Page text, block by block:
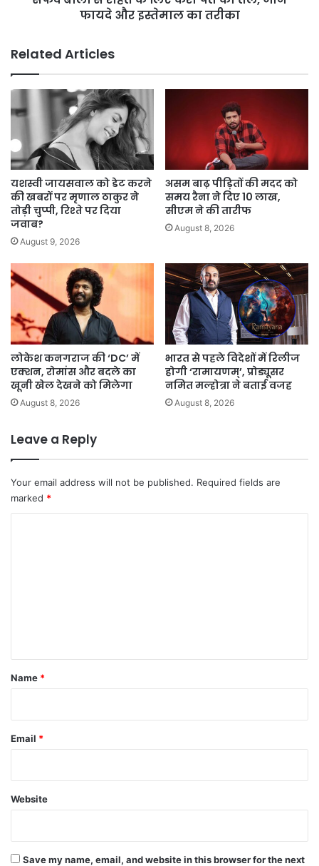
इस्तेमाल
का
तरीका
फायदे और इस्तेमाल का तरीका
Related Articles
यशस्वी जायसवाल को डेट करने
की खबरों पर मृणाल ठाकुर ने
तोड़ी चुप्पी, रिश्ते पर दिया
जवाब?
August 9, 2026
असम बाढ़ पीड़ितों की मदद को
समय रैना ने दिए 10 लाख,
सीएम ने की तारीफ
August 8, 2026
लोकेश कनगराज की ‘DC’ में
एक्शन, रोमांस और बदले का
खूनी खेल देखने को मिलेगा
August 8, 2026
भारत से पहले विदेशों में रिलीज
होगी ‘रामायणम्’, प्रोड्यूसर
नमित मल्होत्रा ने बताई वजह
August 8, 2026
Leave a Reply
Your email address will not be published. Required fields are
marked *
*
Name *
Email *
Website
Save my name, email, and website in this browser for the next